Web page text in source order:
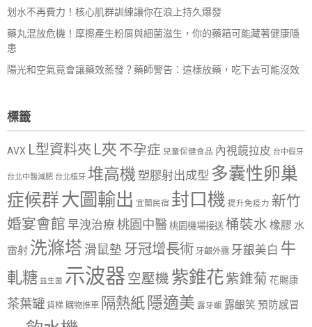
划水不再費力！核心肌群訓練讓你在浪上持久爆發
藥丸混放危機！摩擦產生粉屑與細菌滋生，你的藥箱可能藏著健康隱
患
陽光和空氣竟會讓藥效蒸發？藥師警告：這樣放藥，吃下去可能沒效
標籤
AVX L型資料夾 L夾 不孕症 兒童保健食品 內視鏡拉皮 台中假牙
台北中醫減肥 台北植牙 堆高機塑膠射出成型 多囊性卵巢
症候群大圖輸出 宜蘭民宿 封口機 提升免疫力 新竹
婚宴會館 早洩治療 桃園中醫 桃園機場接送 桶裝水 橡膠 水
雷射 洗滌塔 滑鼠墊 牙冠增長術 牙齦外露 牙齦美白 牛
軋糖 益生菌 示波器 空壓機 紫錐花紫錐菊 花賜康
茶葉罐 貨梯 購物推車 隔熱紙 隱適美 露牙齦 露齦笑預防感冒